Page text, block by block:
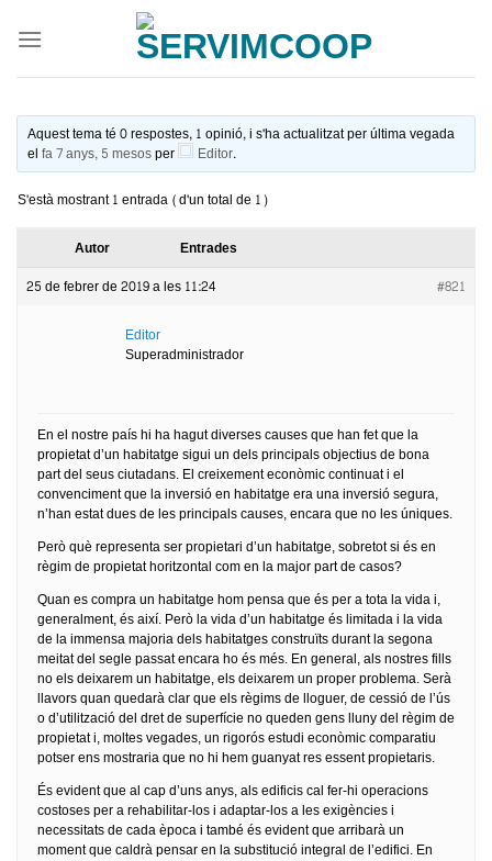
Aquest tema té 0 respostes, 1 opinió, i s'ha actualitzat per última vegada
elfa 7 anys, 5 mesosper Editor.
S'està mostrant 1 entrada (d'un total de 1)
Autor
Entrades
25 de febrer de 2019 a les 11:24
#821
Editor
Superadministrador
En el nostre país hi ha hagut diverses causes que han fet que la
propietat d’un habitatge sigui un dels principals objectius de bona
part del seus ciutadans. El creixement econòmic continuat i el
convenciment que la inversió en habitatge era una inversió segura,
n’han estat dues de les principals causes, encara que no les úniques.
Però què representa ser propietari d’un habitatge, sobretot si és en
règim de propietat horitzontal com en la major part de casos?
Quan es compra un habitatge hom pensa que és per a tota la vida i,
generalment, és així. Però la vida d’un habitatge és limitada i la vida
de la immensa majoria dels habitatges construïts durant la segona
meitat del segle passat encara ho és més. En general, als nostres fills
no els deixarem un habitatge, els deixarem un proper problema. Serà
llavors quan quedarà clar que els règims de lloguer, de cessió de l’ús
o d’utilització del dret de superfície no queden gens lluny del règim de
propietat i, moltes vegades, un rigorós estudi econòmic comparatiu
potser ens mostraria que no hi hem guanyat res essent propietaris.
És evident que al cap d’uns anys, als edificis cal fer-hi operacions
costoses per a rehabilitar-los i adaptar-los a les exigències i
necessitats de cada època i també és evident que arribarà un
moment que caldrà pensar en la substitució integral de l’edifici. En